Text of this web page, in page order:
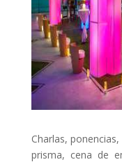
Charlas,
prisma, cena de